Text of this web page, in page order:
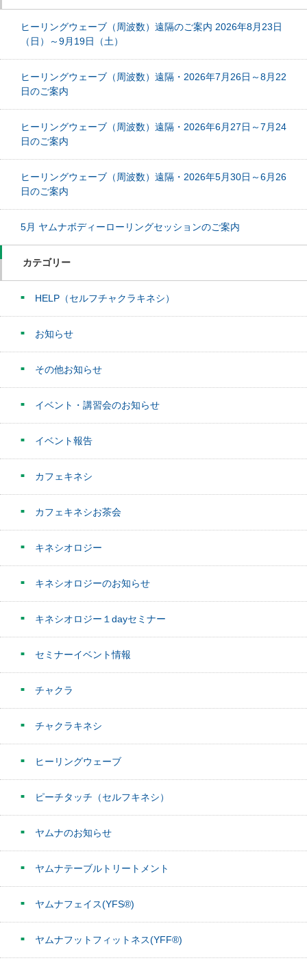
ヒーリングウェーブ（周波数）遠隔のご案内 2026年8月23日
（日）～9月19日（土）
ヒーリングウェーブ（周波数）遠隔・2026年7月26日～8月22
日のご案内
ヒーリングウェーブ（周波数）遠隔・2026年6月27日～7月24
日のご案内
ヒーリングウェーブ（周波数）遠隔・2026年5月30日～6月26
日のご案内
5月 ヤムナボディーローリングセッションのご案内
カテゴリー
HELP（セルフチャクラキネシ）
お知らせ
その他お知らせ
イベント・講習会のお知らせ
イベント報告
カフェキネシ
カフェキネシお茶会
キネシオロジー
キネシオロジーのお知らせ
キネシオロジー１dayセミナー
セミナーイベント情報
チャクラ
チャクラキネシ
ヒーリングウェーブ
ピーチタッチ（セルフキネシ）
ヤムナのお知らせ
ヤムナテーブルトリートメント
ヤムナフェイス(YFS®)
ヤムナフットフィットネス(YFF®)